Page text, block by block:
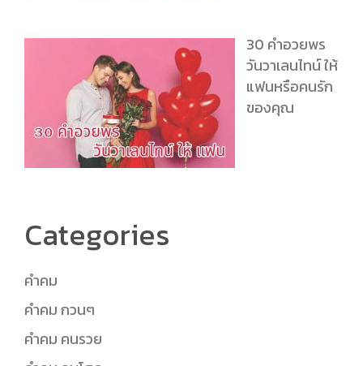
30 คําอวยพร
วันวาเลนไทน์ ให้
แฟนหรือคนรัก
ของคุณ
Categories
คำคม
คำคม กวนๆ
คำคม คนรวย